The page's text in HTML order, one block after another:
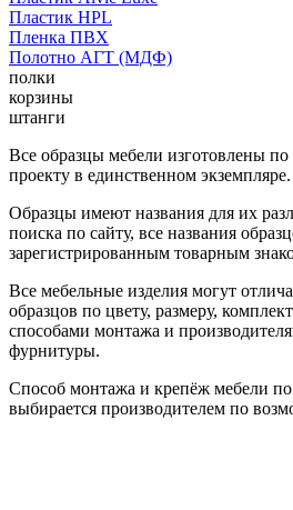
Пластик HPL
Пленка ПВХ
Полотно АГТ (МДФ)
полки
корзины
штанги
Все образцы мебели изготовлены
проекту в единственном экземпляре.
Образцы имеют названия для их
поиска по сайту, все названия
зарегистрированным товарным
Все мебельные изделия могут
образцов по цвету, размеру,
способами монтажа и
фурнитуры.
Способ монтажа и крепёж мебели
выбирается производителем по